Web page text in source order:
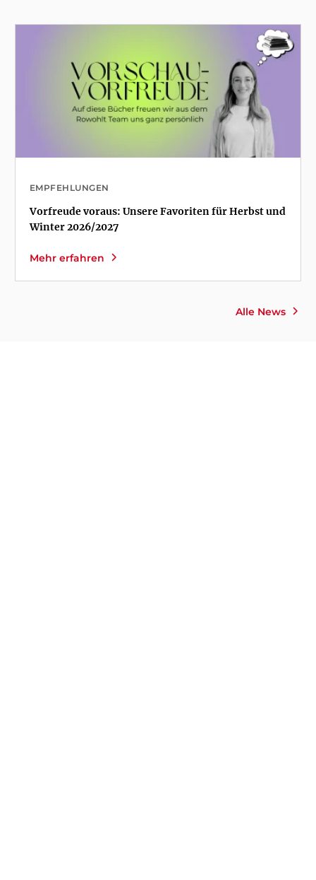
Alle News
EMPFEHLUNGEN
Vorfreude voraus: Unsere Favoriten für Herbst und
Winter 2026/2027
Mehr erfahren